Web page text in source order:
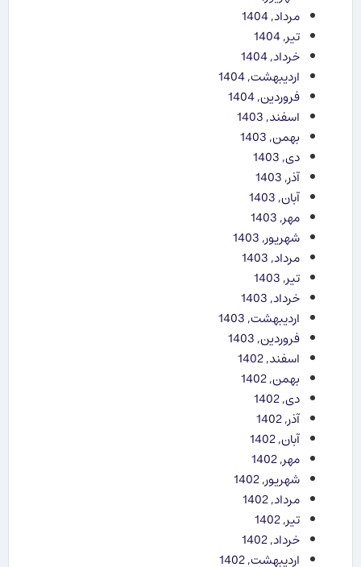
مرداد, 1404
تیر, 1404
خرداد, 1404
اردیبهشت, 1404
فروردین, 1404
اسفند, 1403
بهمن, 1403
دی, 1403
آذر, 1403
آبان, 1403
مهر, 1403
شهریور, 1403
مرداد, 1403
تیر, 1403
خرداد, 1403
اردیبهشت, 1403
فروردین, 1403
اسفند, 1402
بهمن, 1402
دی, 1402
آذر, 1402
آبان, 1402
مهر, 1402
شهریور, 1402
مرداد, 1402
تیر, 1402
خرداد, 1402
اردیبهشت, 1402